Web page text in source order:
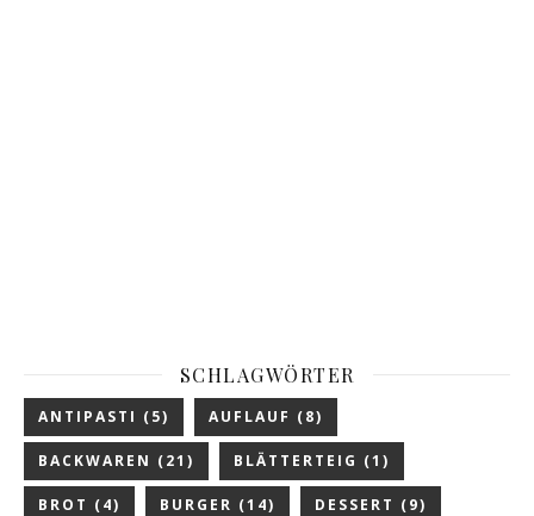
SCHLAGWÖRTER
ANTIPASTI (5) AUFLAUF (8)
BACKWAREN (21) BLÄTTERTEIG (1)
BROT (4) BURGER (14) DESSERT (9)